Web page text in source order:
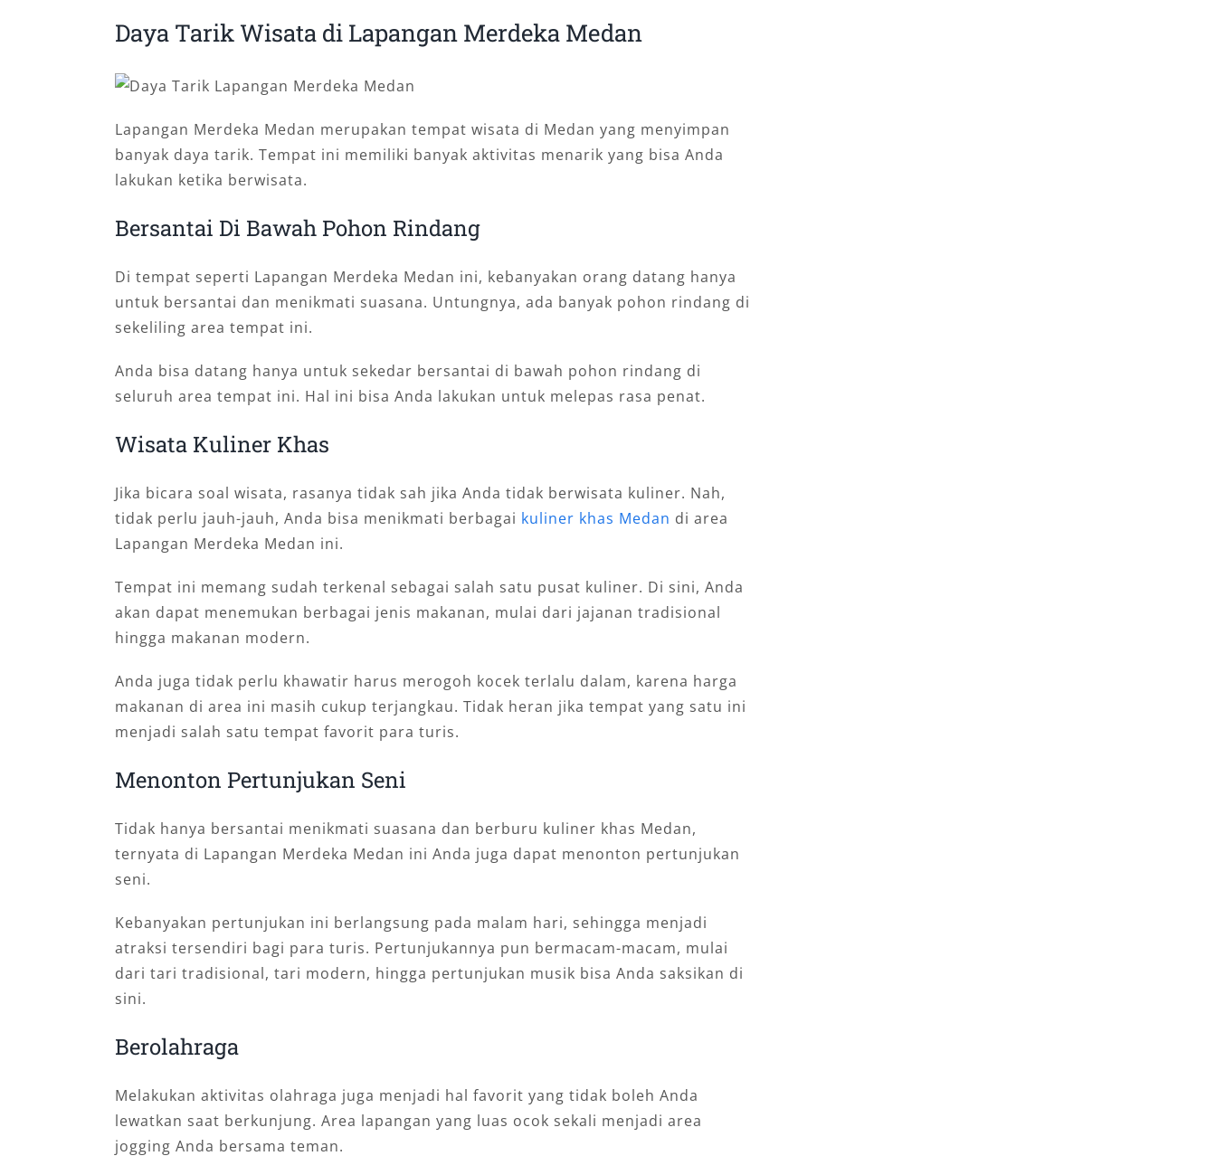
Daya Tarik Wisata di Lapangan Merdeka Medan
Lapangan Merdeka Medan merupakan tempat wisata di Medan yang menyimpan
banyak daya tarik. Tempat ini memiliki banyak aktivitas menarik yang bisa Anda
lakukan ketika berwisata.
Bersantai Di Bawah Pohon Rindang
Di tempat seperti Lapangan Merdeka Medan ini, kebanyakan orang datang hanya
untuk bersantai dan menikmati suasana. Untungnya, ada banyak pohon rindang di
sekeliling area tempat ini.
Anda bisa datang hanya untuk sekedar bersantai di bawah pohon rindang di
seluruh area tempat ini. Hal ini bisa Anda lakukan untuk melepas rasa penat.
Wisata Kuliner Khas
Jika bicara soal wisata, rasanya tidak sah jika Anda tidak berwisata kuliner. Nah,
tidak perlu jauh-jauh, Anda bisa menikmati berbagai kuliner khas Medan di area
Lapangan Merdeka Medan ini.
Tempat ini memang sudah terkenal sebagai salah satu pusat kuliner. Di sini, Anda
akan dapat menemukan berbagai jenis makanan, mulai dari jajanan tradisional
hingga makanan modern.
Anda juga tidak perlu khawatir harus merogoh kocek terlalu dalam, karena harga
makanan di area ini masih cukup terjangkau. Tidak heran jika tempat yang satu ini
menjadi salah satu tempat favorit para turis.
Menonton Pertunjukan Seni
Tidak hanya bersantai menikmati suasana dan berburu kuliner khas Medan,
ternyata di Lapangan Merdeka Medan ini Anda juga dapat menonton pertunjukan
seni.
Kebanyakan pertunjukan ini berlangsung pada malam hari, sehingga menjadi
atraksi tersendiri bagi para turis. Pertunjukannya pun bermacam-macam, mulai
dari tari tradisional, tari modern, hingga pertunjukan musik bisa Anda saksikan di
sini.
Berolahraga
Melakukan aktivitas olahraga juga menjadi hal favorit yang tidak boleh Anda
lewatkan saat berkunjung. Area lapangan yang luas ocok sekali menjadi area
jogging Anda bersama teman.